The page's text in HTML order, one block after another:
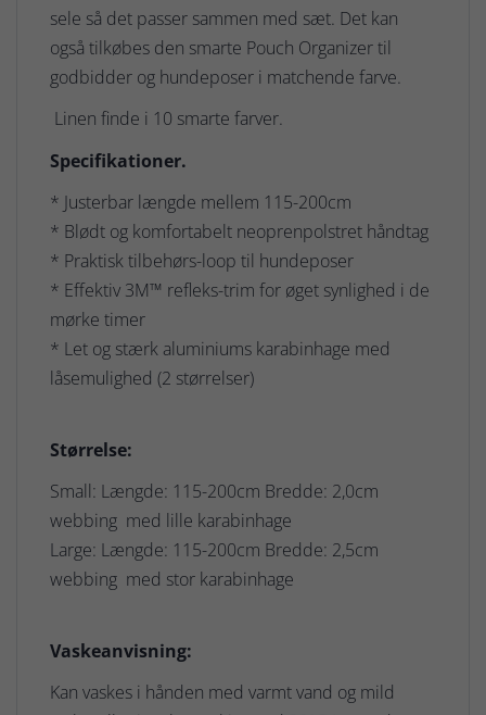
sele så det passer sammen med sæt. Det kan
også tilkøbes den smarte Pouch Organizer til
godbidder og hundeposer i matchende farve.
Linen finde i 10 smarte farver.
Specifikationer.
* Justerbar længde mellem 115-200cm
* Blødt og komfortabelt neoprenpolstret håndtag
* Praktisk tilbehørs-loop til hundeposer
* Effektiv 3M™ refleks-trim for øget synlighed i de
mørke timer
* Let og stærk aluminiums karabinhage med
låsemulighed (2 størrelser)
Størrelse:
Small: Længde: 115-200cm Bredde: 2,0cm
webbing med lille karabinhage
Large: Længde: 115-200cm Bredde: 2,5cm
webbing med stor karabinhage
Vaskeanvisning:
Kan vaskes i hånden med varmt vand og mild